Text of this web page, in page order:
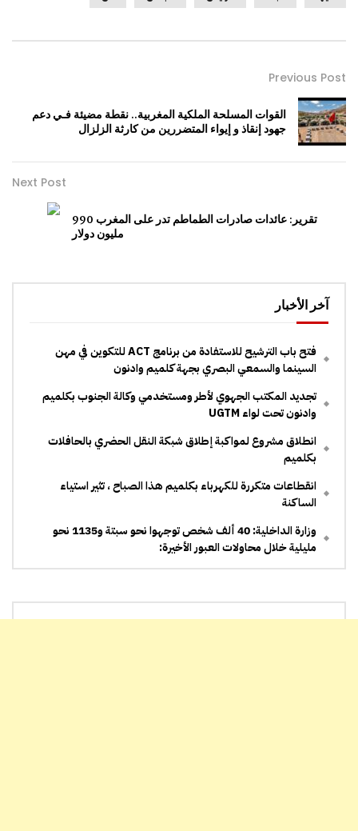
Previous Post
القوات المسلحة الملكية المغربية.. نقطة مضيئة فـي دعم
جهود إنقاذ و إيواء المتضررين من كارثة الزلزال
Next Post
تقرير: عائدات صادرات الطماطم تدر على المغرب 990
مليون دولار
آخر الأخبار
فتح باب الترشيح للاستفادة من برنامج ACT للتكوين في مهن
السينما والسمعي البصري بجهة كلميم وادنون
تجديد المكتب الجهوي لأطر ومستخدمي وكالة الجنوب بكلميم
وادنون تحت لواء UGTM
انطلاق مشروع لمواكبة إطلاق شبكة النقل الحضري بالحافلات
بكلميم
انقطاعات متكررة للكهرباء بكلميم هذا الصباح ، تثير استياء
الساكنة
وزارة الداخلية: 40 ألف شخص توجهوا نحو سبتة و1135 نحو
مليلية خلال محاولات العبور الأخيرة: